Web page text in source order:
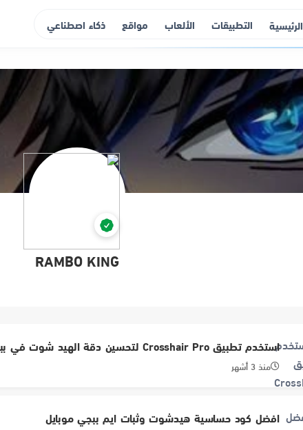
الرئيسية التطبيقات الألعاب مواقع ذكاء اصطناعي
RAMBO KING
استخدم تطبيق Crosshair Pro لتحسين دقة الهيد شوت في ببجي موبايل
منذ 3 أشهر
افضل كود حساسية هيدشوت وثبات ايم ببجي موبايل